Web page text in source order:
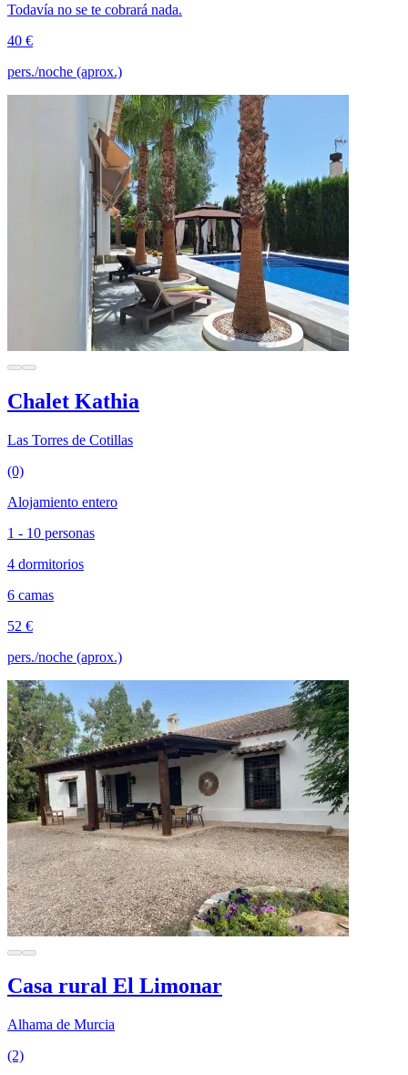
Todavía no se te cobrará nada.
40 €
pers./noche (aprox.)
Chalet Kathia
Las Torres de Cotillas
(0)
Alojamiento entero
1 - 10 personas
4 dormitorios
6 camas
52 €
pers./noche (aprox.)
Casa rural El Limonar
Alhama de Murcia
(2)